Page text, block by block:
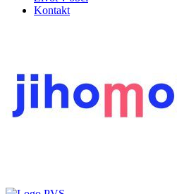
Kontakt